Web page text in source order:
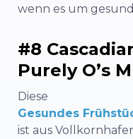
wenn es um
#8
Purely O’s
Diese
Gesundes
ist aus